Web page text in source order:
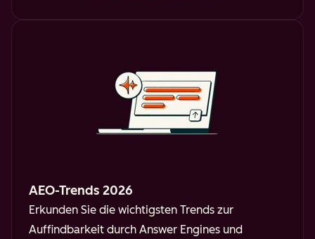
AEO-Trends 2026
Erkunden Sie die wichtigsten Trends zur
Auffindbarkeit durch Answer Engines und